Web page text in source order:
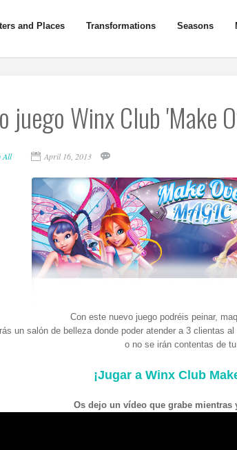
and Places Transformations Seasons
juego Winx Club 'Make
All April 16, 2013
Con este nuevo juego podréis peinar,
un salón de belleza donde poder atender a 3 clientas
o no se irán contentas de tu
¡Jugar a Winx Club
Os dejo un vídeo que grabe mientras